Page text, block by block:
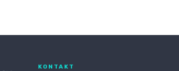
KONTAKT